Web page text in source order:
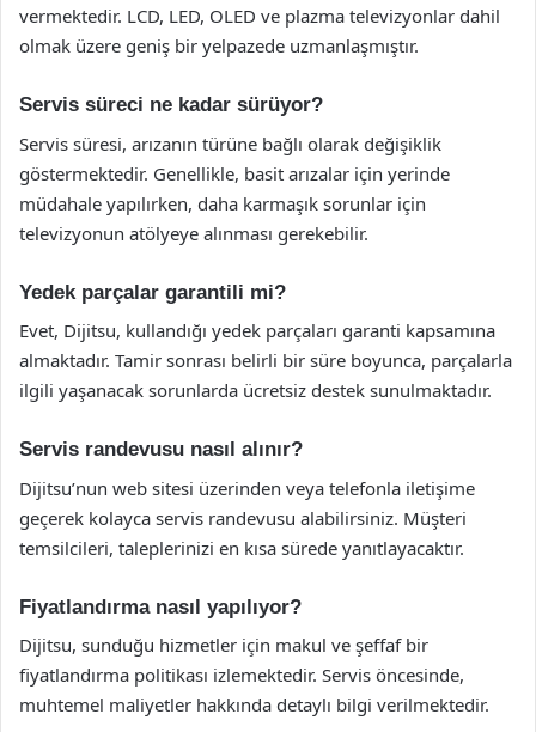
vermektedir. LCD, LED, OLED ve plazma televizyonlar dahil
olmak üzere geniş bir yelpazede uzmanlaşmıştır.
Servis süreci ne kadar sürüyor?
Servis süresi, arızanın türüne bağlı olarak değişiklik
göstermektedir. Genellikle, basit arızalar için yerinde
müdahale yapılırken, daha karmaşık sorunlar için
televizyonun atölyeye alınması gerekebilir.
Yedek parçalar garantili mi?
Evet, Dijitsu, kullandığı yedek parçaları garanti kapsamına
almaktadır. Tamir sonrası belirli bir süre boyunca, parçalarla
ilgili yaşanacak sorunlarda ücretsiz destek sunulmaktadır.
Servis randevusu nasıl alınır?
Dijitsu’nun web sitesi üzerinden veya telefonla iletişime
geçerek kolayca servis randevusu alabilirsiniz. Müşteri
temsilcileri, taleplerinizi en kısa sürede yanıtlayacaktır.
Fiyatlandırma nasıl yapılıyor?
Dijitsu, sunduğu hizmetler için makul ve şeffaf bir
fiyatlandırma politikası izlemektedir. Servis öncesinde,
muhtemel maliyetler hakkında detaylı bilgi verilmektedir.